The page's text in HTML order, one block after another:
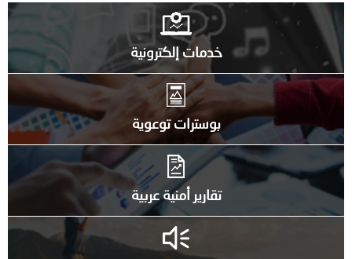
خدمات إلكترونية
بوسترات توعوية
تقارير أمنية عربية